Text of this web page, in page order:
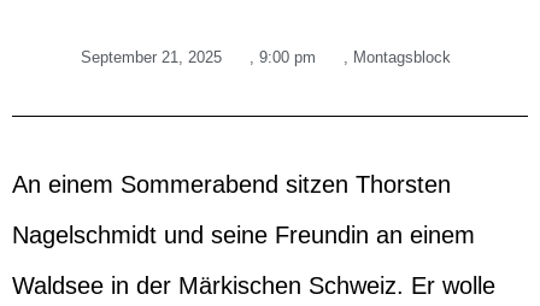
September 21, 2025 , 9:00 pm , Montagsblock
An einem Sommerabend sitzen Thorsten
Nagelschmidt und seine Freundin an einem
Waldsee in der Märkischen Schweiz. Er wolle